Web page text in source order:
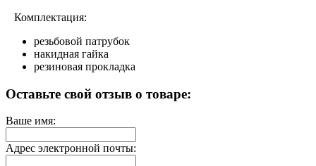
Комплектация:
резьбовой патрубок
накидная гайка
резиновая прокладка
Оставьте свой отзыв о товаре:
Ваше имя:
Адрес электронной почты: